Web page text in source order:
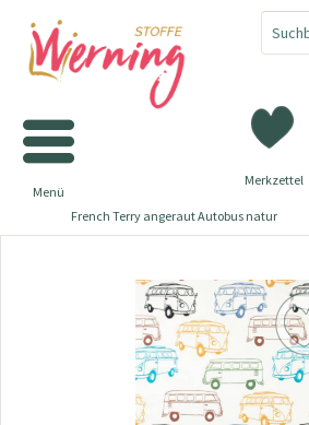
Merkzettel
Menü
French Terry angeraut Autobus natur